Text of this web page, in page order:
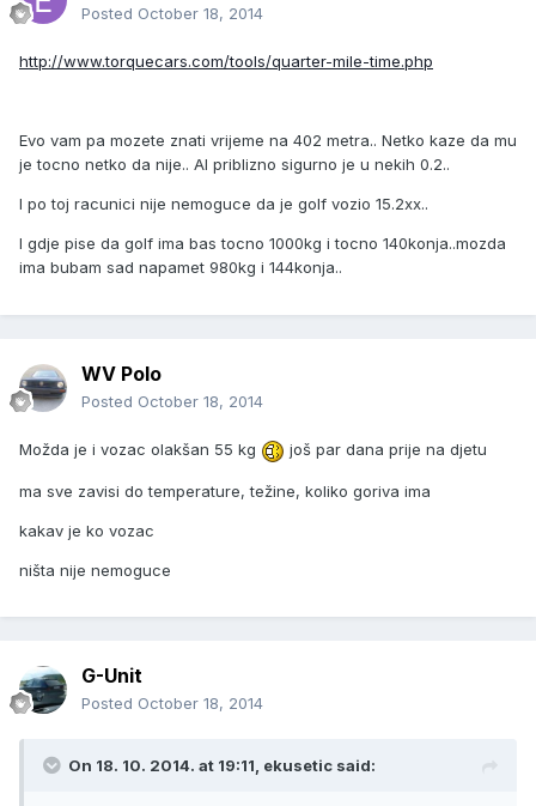
Posted October 18, 2014
http://www.torquecars.com/tools/quarter-mile-time.php
Evo vam pa mozete znati vrijeme na 402 metra.. Netko kaze da mu
je tocno netko da nije.. Al priblizno sigurno je u nekih 0.2..
I po toj racunici nije nemoguce da je golf vozio 15.2xx..
I gdje pise da golf ima bas tocno 1000kg i tocno 140konja..mozda
ima bubam sad napamet 980kg i 144konja..
WV Polo
Posted October 18, 2014
Možda je i vozac olakšan 55 kg još par dana prije na djetu
ma sve zavisi do temperature, težine, koliko goriva ima
kakav je ko vozac
ništa nije nemoguce
G-Unit
Posted October 18, 2014
On 18. 10. 2014. at 19:11, ekusetic said: